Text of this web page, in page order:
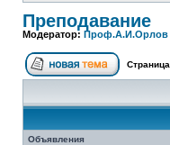
Преподавание
Модератор: Проф.А.И.Орлов
Страница
Объявления